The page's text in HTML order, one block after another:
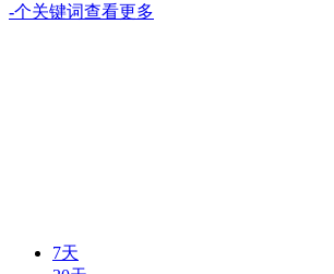
-个关键词查看更多
7天